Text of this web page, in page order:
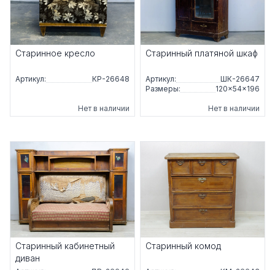
Старинное кресло
Артикул: КР-26648
Нет в наличии
Старинный платяной шкаф
Артикул:
ШК-26647
Размеры:
120×54×196
Нет в наличии
Старинный кабинетный
диван
Старинный комод